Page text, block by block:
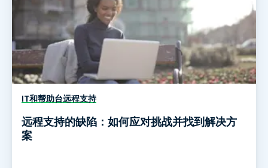
IT和帮助台远程支持
远程支持的缺陷：如何应对挑战并找到解决方
案